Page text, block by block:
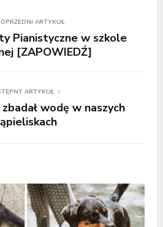
ARTYKUŁ
Pianistyczne w szkole
[ZAPOWIEDŹ]
ARTYKUŁ
wodę w naszych